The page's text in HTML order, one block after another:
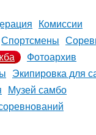
Комиссии
Спортсмены
Фотоархив
Экипировка для
Музей самбо